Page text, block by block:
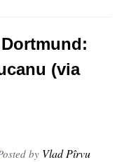
(via
by Vlad Pîrvu